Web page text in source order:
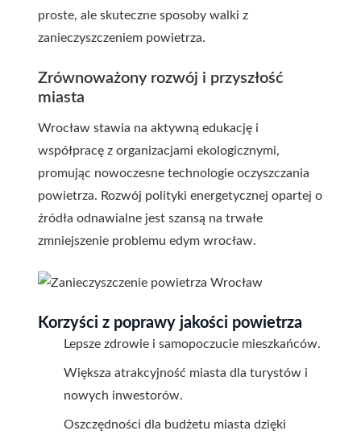
proste, ale skuteczne sposoby walki z
zanieczyszczeniem powietrza.
Zrównoważony rozwój i przyszłość
miasta
Wrocław stawia na aktywną edukację i
współpracę z organizacjami ekologicznymi,
promując nowoczesne technologie oczyszczania
powietrza. Rozwój polityki energetycznej opartej o
źródła odnawialne jest szansą na trwałe
zmniejszenie problemu edym wrocław.
Korzyści z poprawy jakości powietrza
Lepsze zdrowie i samopoczucie mieszkańców.
Większa atrakcyjność miasta dla turystów i
nowych inwestorów.
Oszczędności dla budżetu miasta dzięki